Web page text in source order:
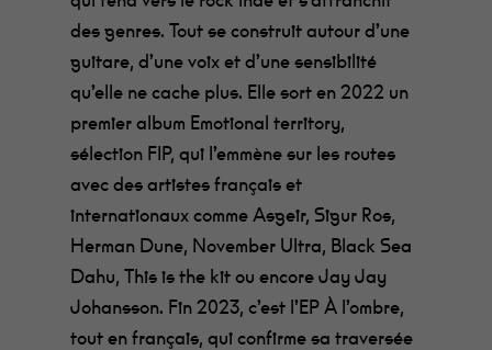
des genres. Tout se construit autour d’une
guitare, d’une voix et d’une sensibilité
qu’elle ne cache plus. Elle sort en 2022 un
premier album Emotional territory,
sélection FIP, qui l’emmène sur les routes
avec des artistes français et
internationaux comme Asgeir, Sigur Ros,
Herman Dune, November Ultra, Black Sea
Dahu, This is the kit ou encore Jay Jay
Johansson. Fin 2023, c’est l’EP À l’ombre,
tout en français, qui confirme sa traversée